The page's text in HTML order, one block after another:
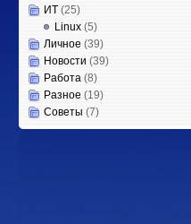
ИТ (25)
Linux (5)
Личное (39)
Новости (39)
Работа (8)
Разное (19)
Советы (7)